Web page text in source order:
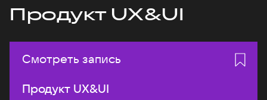
Продукт UX&UI
Смотреть запись
Продукт UX&UI